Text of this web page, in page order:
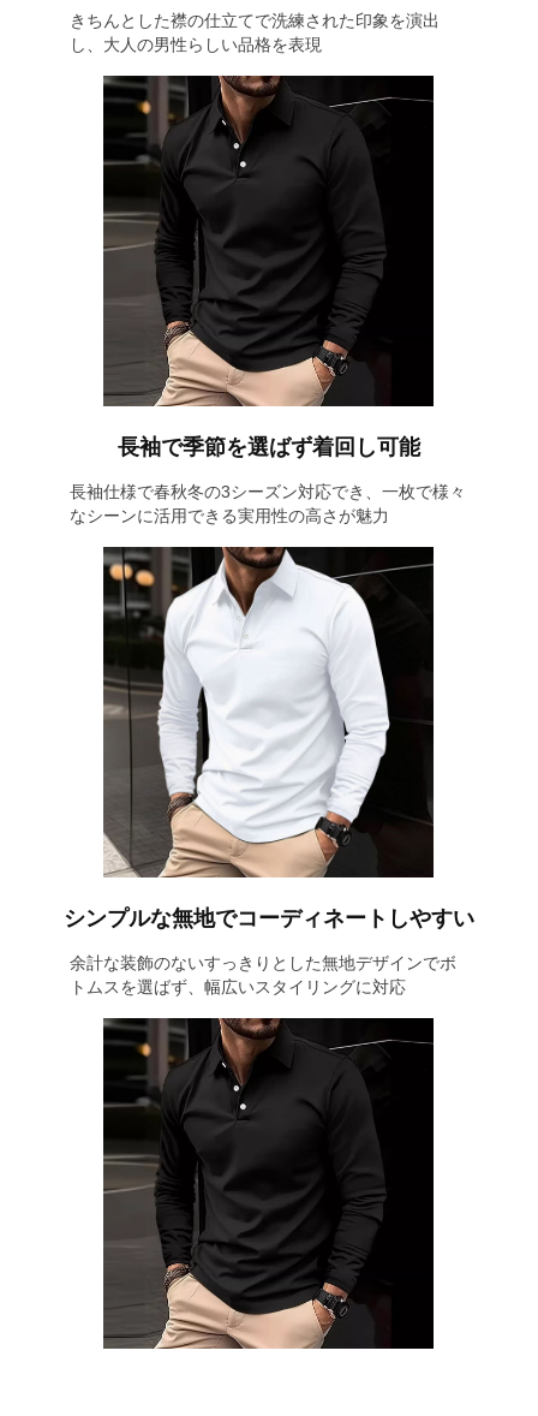
きちんとした襟の仕立てで洗練された印象を演出
し、大人の男性らしい品格を表現
長袖で季節を選ばず着回し可能
長袖仕様で春秋冬の3シーズン対応でき、一枚で様々
なシーンに活用できる実用性の高さが魅力
シンプルな無地でコーディネートしやすい
余計な装飾のないすっきりとした無地デザインでボ
トムスを選ばず、幅広いスタイリングに対応